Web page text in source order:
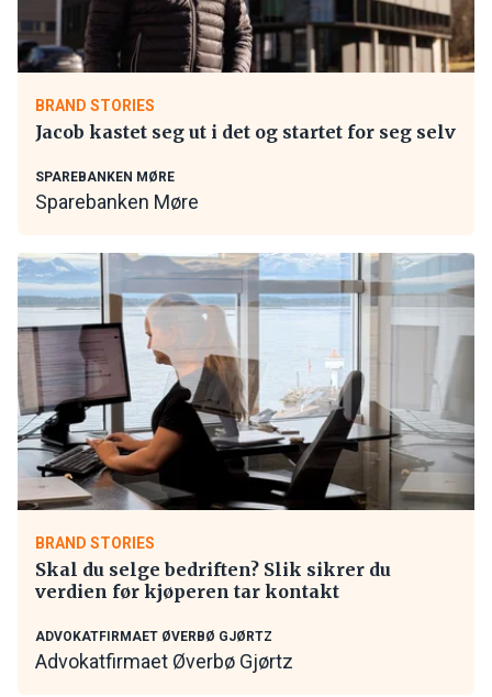
BRAND STORIES
Jacob kastet seg ut i det og startet for seg selv
SPAREBANKEN MØRE
Sparebanken Møre
BRAND STORIES
Skal du selge bedriften? Slik sikrer du
verdien før kjøperen tar kontakt
ADVOKATFIRMAET ØVERBØ GJØRTZ
Advokatfirmaet Øverbø Gjørtz